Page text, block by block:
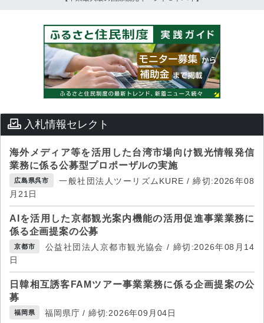
入札情報セレクト
海外メディア等を活用した台湾市場向け観光情報発信
業務に係る公募型プロポーザルの実施
広島県呉市
一般社団法人ツーリズムKURE / 締切:2026年08
月21日
AIを活用した京都観光案内機能の活用促進事業業務に
係る企画提案の公募
京都市
公益社団法人京都市観光協会 / 締切:2026年08月14
日
日韓相互誘客FAMツアー事業業務に係る企画提案の公
募
福岡県 福岡県庁 / 締切:2026年09月04日